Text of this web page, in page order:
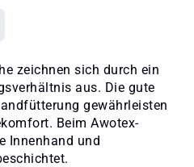
zeichnen sich durch ein
aus. Die gute
gewährleisten
Beim Awotex-
Innenhand und